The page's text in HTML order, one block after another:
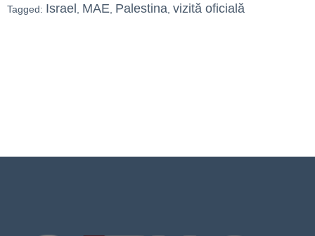
Tagged: Israel MAE Palestina vizită oficială